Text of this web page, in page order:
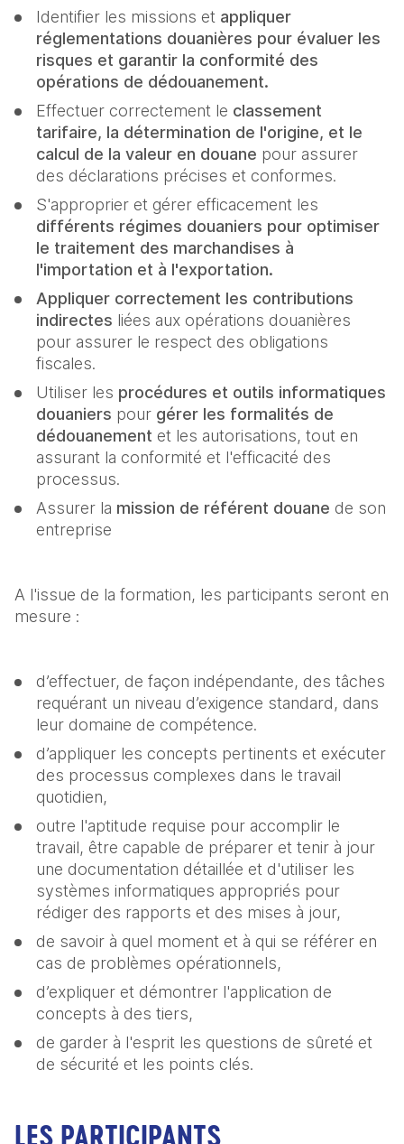
Identifier les missions et appliquer
réglementations douanières pour évaluer les
risques et garantir la conformité des
opérations de dédouanement.
Effectuer correctement le classement
tarifaire, la détermination de l'origine, et le
calcul de la valeur en douane pour assurer
des déclarations précises et conformes.
différents régimes douaniers pour optimiser
le traitement des marchandises à
l'importation et à l'exportation.
Appliquer correctement les contributions
indirectes liées aux opérations douanières
pour assurer le respect des obligations
fiscales.
Utiliser les procédures et outils informatiques
douaniers pour gérer les formalités de
dédouanement et les autorisations, tout en
assurant la conformité et l'efficacité des
processus.
Assurer la mission de référent douane de son
entreprise
A l'issue de la formation, les participants seront en
mesure :
d’effectuer, de façon indépendante, des tâches
requérant un niveau d’exigence standard, dans
leur domaine de compétence.
d’appliquer les concepts pertinents et exécuter
des processus complexes dans le travail
quotidien,
outre l'aptitude requise pour accomplir le
travail, être capable de préparer et tenir à jour
une documentation détaillée et d'utiliser les
systèmes informatiques appropriés pour
rédiger des rapports et des mises à jour,
de savoir à quel moment et à qui se référer en
cas de problèmes opérationnels,
d’expliquer et démontrer l'application de
concepts à des tiers,
de garder à l'esprit les questions de sûreté et
de sécurité et les points clés.
LES PARTICIPANTS